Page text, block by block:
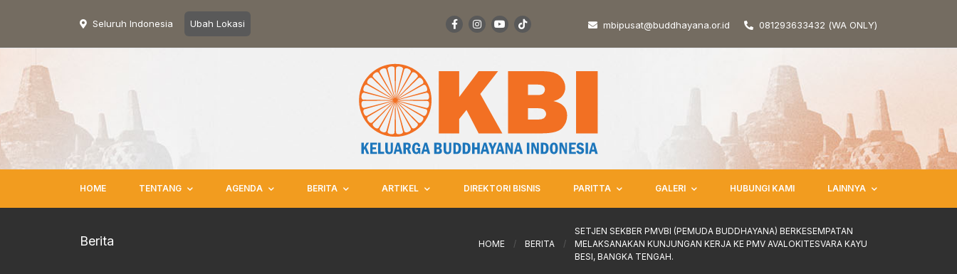
Seluruh Indonesia Ubah Lokasi mbipusat@buddhayana.or.id 081293633432 (WA ONLY)
HOME TENTANG AGENDA BERITA ARTIKEL DIREKTORI BISNIS PARITTA GALERI HUBUNGI KAMI LAINNYA
Berita HOME / BERITA /
SETJEN SEKBER PMVBI (PEMUDA BUDDHAYANA) BERKESEMPATAN
MELAKSANAKAN KUNJUNGAN KERJA KE PMV AVALOKITESVARA KAYU
BESI, BANGKA TENGAH.